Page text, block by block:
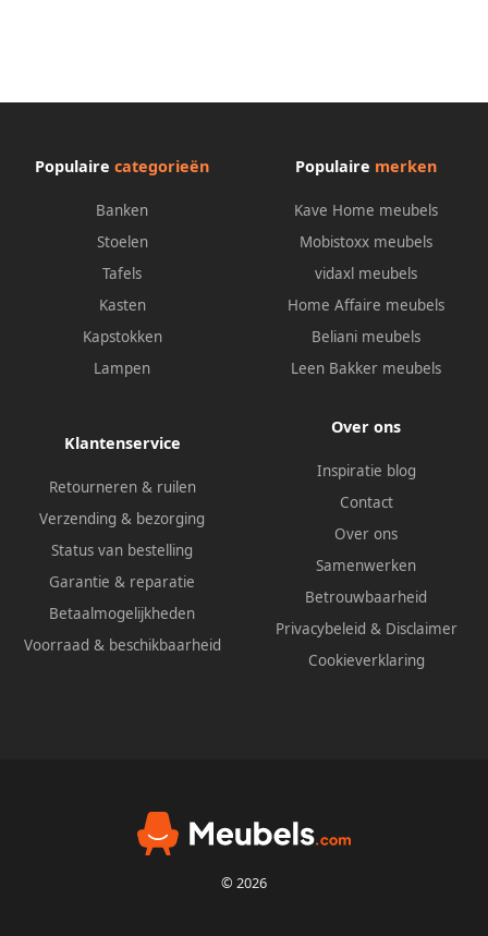
Populaire categorieën
Banken
Stoelen
Tafels
Kasten
Kapstokken
Lampen
Populaire merken
Kave Home meubels
Mobistoxx meubels
vidaxl meubels
Home Affaire meubels
Beliani meubels
Leen Bakker meubels
Klantenservice
Retourneren & ruilen
Verzending & bezorging
Status van bestelling
Garantie & reparatie
Betaalmogelijkheden
Voorraad & beschikbaarheid
Over ons
Inspiratie blog
Contact
Over ons
Samenwerken
Betrouwbaarheid
Privacybeleid & Disclaimer
Cookieverklaring
© 2026